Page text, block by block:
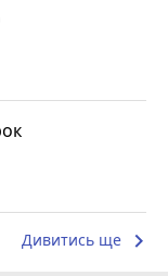
Дивитись ще keyboard_arrow_right